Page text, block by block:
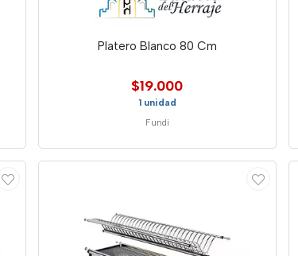
Platero Blanco 80 Cm
$19.000
1 unidad
Fundi